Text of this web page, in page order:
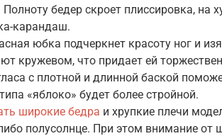
бедер скроет плиссировка, на
карандаш.
юбка подчеркнет красоту ног и
кружевом, что придает ей
с плотной и длинной баской
«яблоко» будет более стройной.
широкие бедра и хрупкие плечи
полусолнце. При этом внимание от